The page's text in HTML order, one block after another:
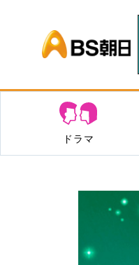
ドラマ